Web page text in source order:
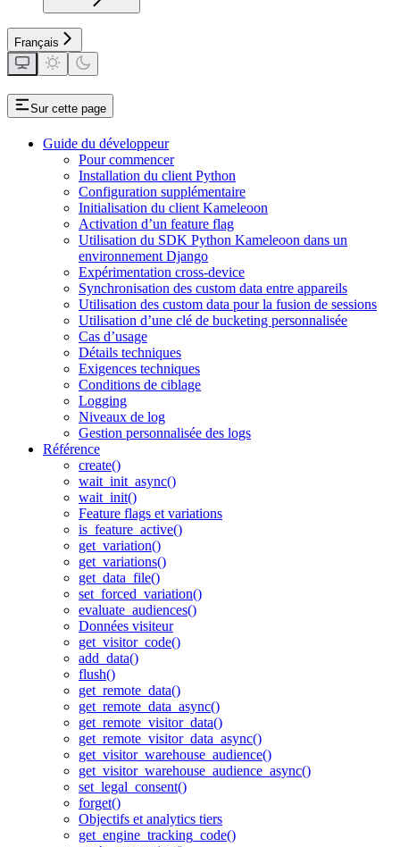
Français
Sur cette page
Guide du développeur
Pour commencer
Installation du client Python
Configuration supplémentaire
Initialisation du client Kameleoon
Activation d’un feature flag
Utilisation du SDK Python Kameleoon dans un
environnement Django
Expérimentation cross-device
Synchronisation des custom data entre appareils
Utilisation des custom data pour la fusion de sessions
Utilisation d’une clé de bucketing personnalisée
Cas d’usage
Détails techniques
Exigences techniques
Conditions de ciblage
Logging
Niveaux de log
Gestion personnalisée des logs
Référence
create()
wait_init_async()
wait_init()
Feature flags et variations
is_feature_active()
get_variation()
get_variations()
get_data_file()
set_forced_variation()
evaluate_audiences()
Données visiteur
get_visitor_code()
add_data()
flush()
get_remote_data()
get_remote_data_async()
get_remote_visitor_data()
get_remote_visitor_data_async()
get_visitor_warehouse_audience()
get_visitor_warehouse_audience_async()
set_legal_consent()
forget()
Objectifs et analytics tiers
get_engine_tracking_code()